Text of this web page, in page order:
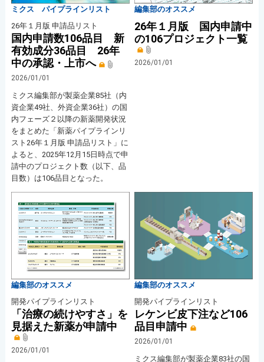
ミクス パイプラインリスト
26年１月版 申請品リスト
国内申請数106品目 新
有効成分36品目 26年
中の承認・上市へ
2026/01/01
ミクス編集部が製薬企業85社（内
資企業49社、外資企業36社）の国
内フェーズ２以降の新薬開発状況
をまとめた「新薬パイプラインリ
スト26年１月版 申請品リスト」に
よると、2025年12月15日時点で申
請中のプロジェクト数（以下、品
目数）は106品目となった。
編集部のオススメ
26年１月版 国内申請中
の106プロジェクト一覧
2026/01/01
編集部のオススメ
開発パイプラインリスト
「治療の続けやすさ」を
見据えた新薬が申請中
2026/01/01
編集部のオススメ
開発パイプラインリスト
レケンビ皮下注など106
品目申請中
2026/01/01
ミクス編集部が製薬企業83社の国